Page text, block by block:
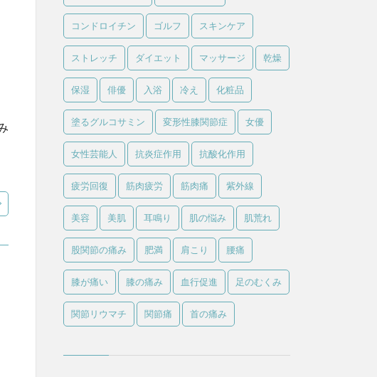
コンドロイチン ゴルフ スキンケア
ストレッチ ダイエット マッサージ 乾燥
保湿 俳優 入浴 冷え 化粧品
塗るグルコサミン 変形性膝関節症 女優
女性芸能人 抗炎症作用 抗酸化作用
疲労回復 筋肉疲労 筋肉痛 紫外線
美容 美肌 耳鳴り 肌の悩み 肌荒れ
股関節の痛み 肥満 肩こり 腰痛
膝が痛い 膝の痛み 血行促進 足のむくみ
関節リウマチ 関節痛 首の痛み